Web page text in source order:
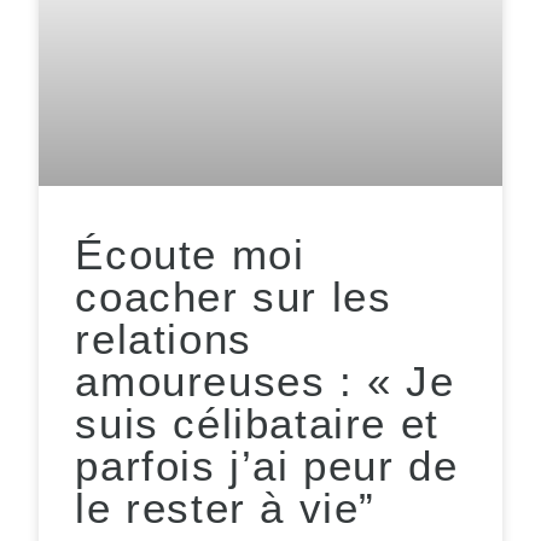
Écoute moi
coacher sur les
relations
amoureuses : « Je
suis célibataire et
parfois j’ai peur de
le rester à vie”